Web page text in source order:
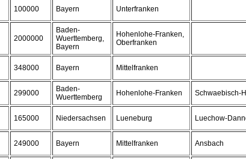
100000 Bayern Unterfranken
2000000
Baden-
Wuerttemberg,
Bayern
Hohenlohe-Franken,
Oberfranken
348000 Bayern Mittelfranken
299000
Baden-
Wuerttemberg
Hohenlohe-Franken Schwaebisch-
165000 Niedersachsen Lueneburg Luechow-
249000 Bayern Mittelfranken Ansbach